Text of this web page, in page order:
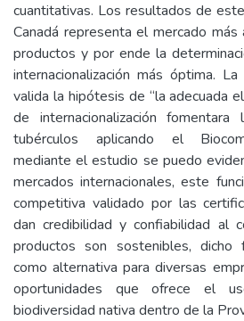
cuantitativas. Los resultados de
Canadá representa el mercado
productos y por ende la
internacionalización más óptima.
valida la hipótesis de “la adecuada
de internacionalización fomentara
tubérculos aplicando el
mediante el estudio se puedo
mercados internacionales, este
competitiva validado por las
dan credibilidad y confiabilidad al
productos son sostenibles, dicho
como alternativa para diversas
oportunidades que ofrece el
biodiversidad nativa dentro de la